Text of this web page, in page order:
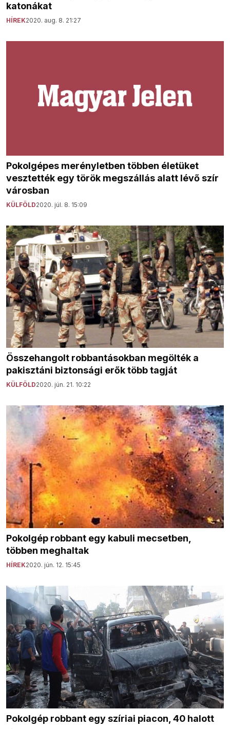
katonákat
HÍREK2020. aug. 8. 21:27
Pokolgépes merényletben többen életüket
vesztették egy török megszállás alatt lévő szír
városban
KÜLFÖLD2020. júl. 8. 15:09
Összehangolt robbantásokban megölték a
pakisztáni biztonsági erők több tagját
KÜLFÖLD2020. jún. 21. 10:22
Pokolgép robbant egy kabuli mecsetben,
többen meghaltak
HÍREK2020. jún. 12. 15:45
Pokolgép robbant egy szíriai piacon, 40 halott